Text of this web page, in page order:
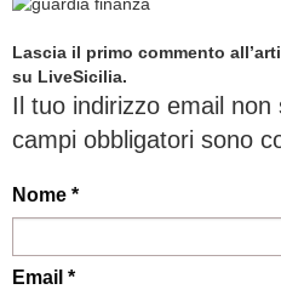
Lascia il primo commento
su LiveSicilia.
Il tuo indirizzo email non
campi obbligatori sono
Nome *
Email *